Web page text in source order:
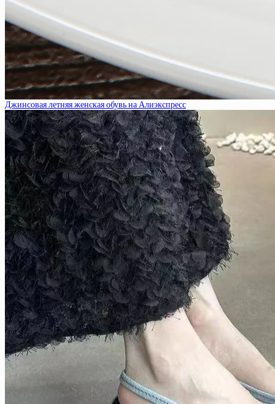
Джинсовая летняя женская обувь на Алиэкспресс